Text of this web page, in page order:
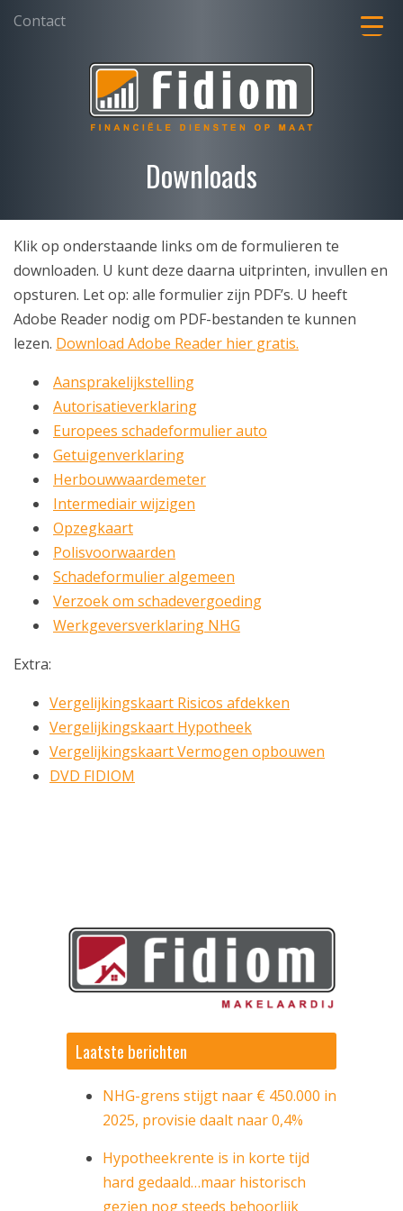
Contact
Downloads
Klik op onderstaande links om de formulieren te
downloaden. U kunt deze daarna uitprinten, invullen en
opsturen. Let op: alle formulier zijn PDF’s. U heeft
Adobe Reader nodig om PDF-bestanden te kunnen
lezen. Download Adobe Reader hier gratis.
Aansprakelijkstelling
Autorisatieverklaring
Europees schadeformulier auto
Getuigenverklaring
Herbouwwaardemeter
Intermediair wijzigen
Opzegkaart
Polisvoorwaarden
Schadeformulier algemeen
Verzoek om schadevergoeding
Werkgeversverklaring NHG
Extra:
Vergelijkingskaart Risicos afdekken
Vergelijkingskaart Hypotheek
Vergelijkingskaart Vermogen opbouwen
DVD FIDIOM
Laatste berichten
NHG-grens stijgt naar € 450.000 in
2025, provisie daalt naar 0,4%
Hypotheekrente is in korte tijd
hard gedaald…maar historisch
gezien nog steeds behoorlijk